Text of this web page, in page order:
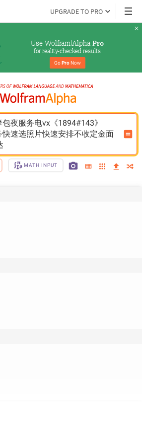
UPGRADE TO PRO
Use Wolfram|Alpha Pro
for reality-checked results
Go Pro Now
夜服务电vx《1894#143》
速选照片快速安排不收定金面
MATH INPUT